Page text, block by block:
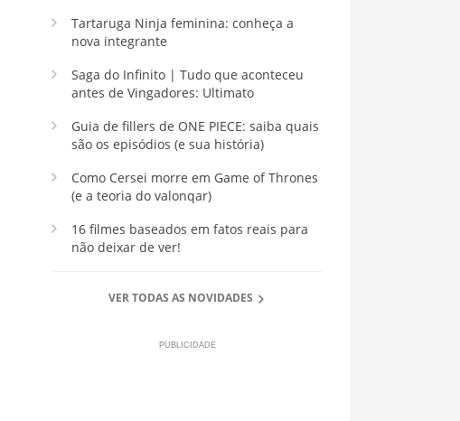
Tartaruga Ninja feminina: conheça a
nova integrante
Saga do Infinito | Tudo que aconteceu
antes de Vingadores: Ultimato
Guia de fillers de ONE PIECE: saiba quais
são os episódios (e sua história)
Como Cersei morre em Game of Thrones
(e a teoria do valonqar)
16 filmes baseados em fatos reais para
não deixar de ver!
VER TODAS AS NOVIDADES